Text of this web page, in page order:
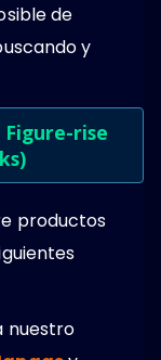
de
y
rise
productos
nuestro